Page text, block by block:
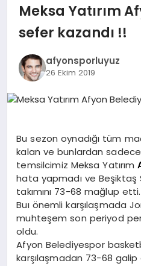
AFYONSPOR
FUTBOL
Meksa Yatırım
sefer kazandı !!
afyonsporluyuz
26 Ekim 2019
Bu sezon oynadığı tüm
kalan ve bunlardan
temsilcimiz Meksa Yatırım
hata yapmadı ve
takımını 73-68 mağlup etti.
Buı önemli karşılaşmada
muhteşem son periyod
oldu.
Afyon Belediyespor
karşılaşmadan 73-68 galip